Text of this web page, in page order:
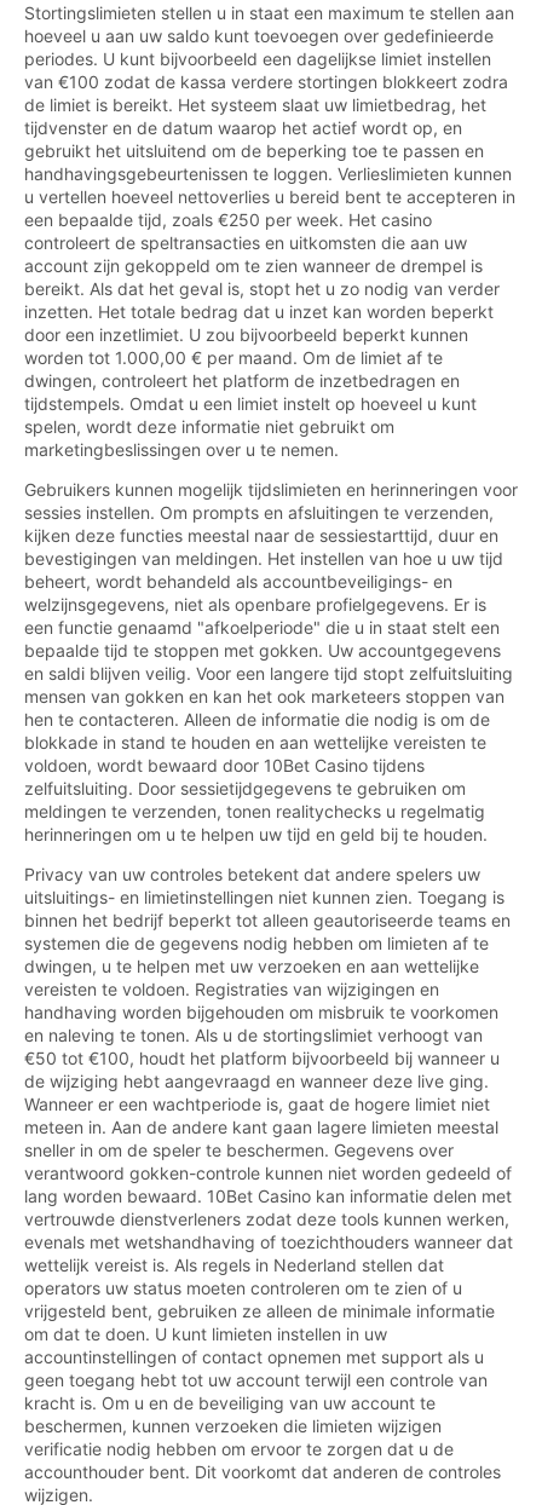
Stortingslimieten stellen u in staat een maximum te stellen aan
hoeveel u aan uw saldo kunt toevoegen over gedefinieerde
periodes. U kunt bijvoorbeeld een dagelijkse limiet instellen
van €100 zodat de kassa verdere stortingen blokkeert zodra
de limiet is bereikt. Het systeem slaat uw limietbedrag, het
tijdvenster en de datum waarop het actief wordt op, en
gebruikt het uitsluitend om de beperking toe te passen en
handhavingsgebeurtenissen te loggen. Verlieslimieten kunnen
u vertellen hoeveel nettoverlies u bereid bent te accepteren in
een bepaalde tijd, zoals €250 per week. Het casino
controleert de speltransacties en uitkomsten die aan uw
account zijn gekoppeld om te zien wanneer de drempel is
bereikt. Als dat het geval is, stopt het u zo nodig van verder
inzetten. Het totale bedrag dat u inzet kan worden beperkt
door een inzetlimiet. U zou bijvoorbeeld beperkt kunnen
worden tot 1.000,00 € per maand. Om de limiet af te
dwingen, controleert het platform de inzetbedragen en
tijdstempels. Omdat u een limiet instelt op hoeveel u kunt
spelen, wordt deze informatie niet gebruikt om
marketingbeslissingen over u te nemen.
Gebruikers kunnen mogelijk tijdslimieten en herinneringen voor
sessies instellen. Om prompts en afsluitingen te verzenden,
kijken deze functies meestal naar de sessiestarttijd, duur en
bevestigingen van meldingen. Het instellen van hoe u uw tijd
beheert, wordt behandeld als accountbeveiligings- en
welzijnsgegevens, niet als openbare profielgegevens. Er is
een functie genaamd "afkoelperiode" die u in staat stelt een
bepaalde tijd te stoppen met gokken. Uw accountgegevens
en saldi blijven veilig. Voor een langere tijd stopt zelfuitsluiting
mensen van gokken en kan het ook marketeers stoppen van
hen te contacteren. Alleen de informatie die nodig is om de
blokkade in stand te houden en aan wettelijke vereisten te
voldoen, wordt bewaard door 10Bet Casino tijdens
zelfuitsluiting. Door sessietijdgegevens te gebruiken om
meldingen te verzenden, tonen realitychecks u regelmatig
herinneringen om u te helpen uw tijd en geld bij te houden.
Privacy van uw controles betekent dat andere spelers uw
uitsluitings- en limietinstellingen niet kunnen zien. Toegang is
binnen het bedrijf beperkt tot alleen geautoriseerde teams en
systemen die de gegevens nodig hebben om limieten af te
dwingen, u te helpen met uw verzoeken en aan wettelijke
vereisten te voldoen. Registraties van wijzigingen en
handhaving worden bijgehouden om misbruik te voorkomen
en naleving te tonen. Als u de stortingslimiet verhoogt van
€50 tot €100, houdt het platform bijvoorbeeld bij wanneer u
de wijziging hebt aangevraagd en wanneer deze live ging.
Wanneer er een wachtperiode is, gaat de hogere limiet niet
meteen in. Aan de andere kant gaan lagere limieten meestal
sneller in om de speler te beschermen. Gegevens over
verantwoord gokken-controle kunnen niet worden gedeeld of
lang worden bewaard. 10Bet Casino kan informatie delen met
vertrouwde dienstverleners zodat deze tools kunnen werken,
evenals met wetshandhaving of toezichthouders wanneer dat
wettelijk vereist is. Als regels in Nederland stellen dat
operators uw status moeten controleren om te zien of u
vrijgesteld bent, gebruiken ze alleen de minimale informatie
om dat te doen. U kunt limieten instellen in uw
accountinstellingen of contact opnemen met support als u
geen toegang hebt tot uw account terwijl een controle van
kracht is. Om u en de beveiliging van uw account te
beschermen, kunnen verzoeken die limieten wijzigen
verificatie nodig hebben om ervoor te zorgen dat u de
accounthouder bent. Dit voorkomt dat anderen de controles
wijzigen.